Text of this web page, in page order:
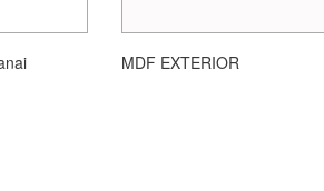
MDF EXTERIOR